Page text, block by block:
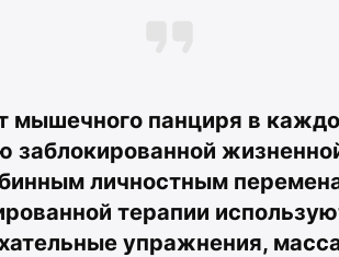
мышечного панциря в
заблокированной
личностным
терапии
упражнения,